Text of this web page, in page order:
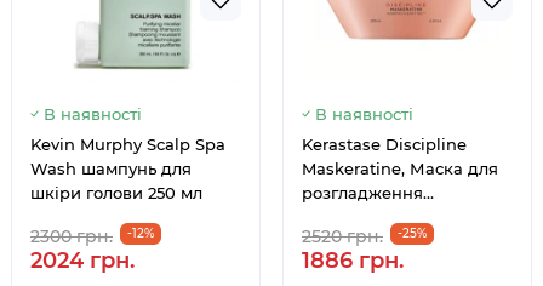
В наявності
Kevin Murphy Scalp Spa
Wash шампунь для
шкіри голови 250 мл
2300 грн. -12%
2024 грн.
В наявності
Kerastase Discipline
Maskeratine, Маска для
розгладження
200 мл
2520 грн. -25%
1886 грн.